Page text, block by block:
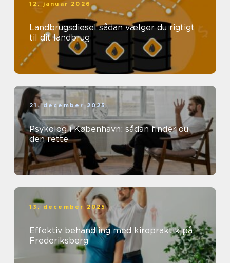
12. januar 2026
Landbrugsdiesel sådan vælger du rigtigt
til dit landbrug
21. december 2025
Psykolog i København: sådan finder du
den rette
13. december 2025
Effektiv behandling med kiropraktik på
Frederiksberg